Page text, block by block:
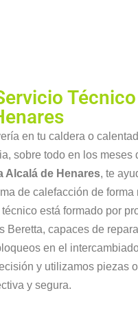
en tu caldera o
sobre todo en los meses
Alcalá de Henares, te
de calefacción de
está formado por
Beretta, capaces de
en el
y utilizamos piezas
y segura.